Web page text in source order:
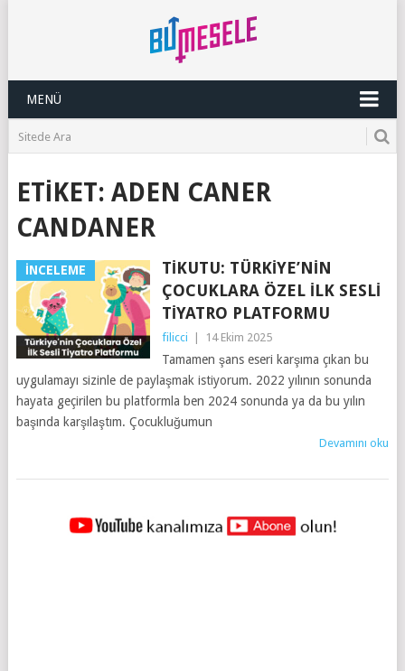
MENÜ
ETIKET: ADEN CANER
CANDANER
İNCELEME
TIKUTU: TÜRKIYE’NIN
ÇOCUKLARA ÖZEL İLK SESLI
TIYATRO PLATFORMU
filicci 14 Ekim 2025
Tamamen şans eseri karşıma çıkan bu
uygulamayı sizinle de paylaşmak istiyorum. 2022 yılının sonunda
hayata geçirilen bu platformla ben 2024 sonunda ya da bu yılın
başında karşılaştım. Çocukluğumun
Devamını oku
YAZILAR